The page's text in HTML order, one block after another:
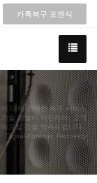
카톡복구 포렌식
대해 완벽한 복구 서비스
술 개발에 매진하여. 고객
드릴 것을 약속드립니다..
Digital-Forensic Recovery